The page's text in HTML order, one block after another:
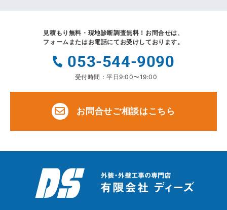
見積もり無料・現地診断調査無料！ お問合せは、
フォームまたはお電話にてお受けしております。
053-544-9090
受付時間：平日9:00〜19:00
お問合せご相談はこちら